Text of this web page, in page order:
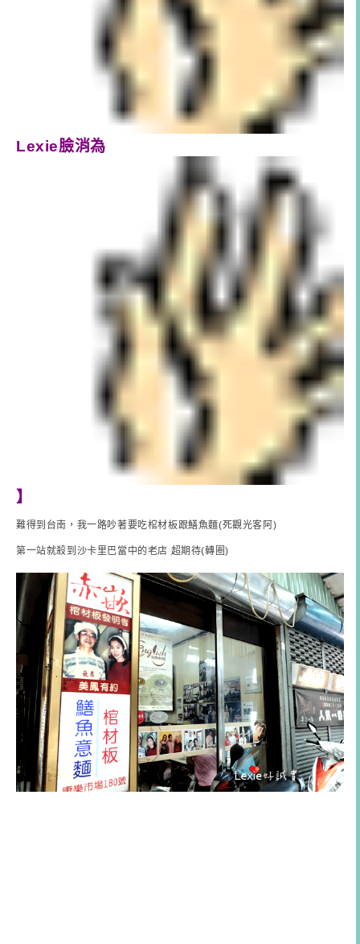
Lexie臉消為
】
難得到台南，我一路吵著要吃棺材板跟鱔魚麵(死觀光客阿)
第一站就殺到沙卡里巴當中的老店 超期待(轉圈)